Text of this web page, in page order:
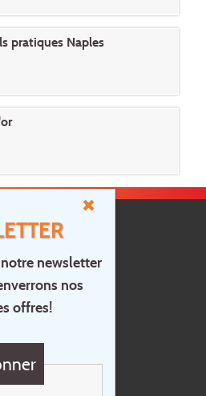
newsletter
nos
offres!
pratiques Naples
Accueil
Contact
Questions?